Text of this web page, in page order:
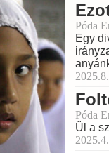
Póda
Egy
Póda
Ül a